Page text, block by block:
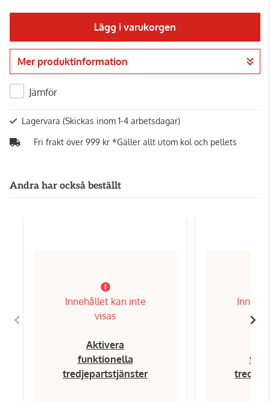
Lägg i varukorgen
Gå till kassan
Mer produktinformation
Jämför
Lagervara (Skickas inom 1-4 arbetsdagar)
Fri frakt över 999 kr *Gäller allt utom kol och pellets
Andra har också beställt
Innehållet kan inte
visas
Aktivera
funktionella
tredjepartstjänster